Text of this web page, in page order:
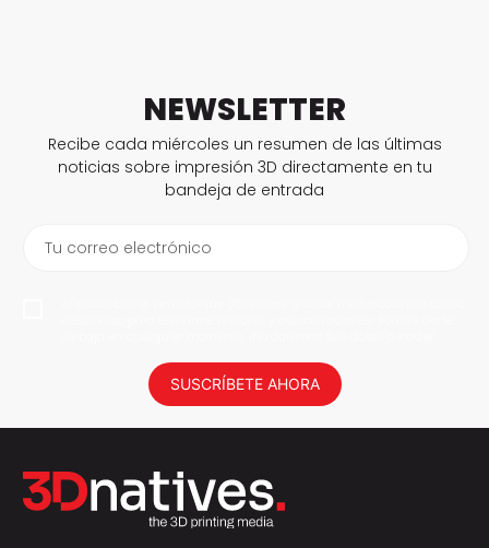
NEWSLETTER
Recibe cada miércoles un resumen de las últimas
noticias sobre impresión 3D directamente en tu
bandeja de entrada
Tu correo electrónico
SUSCRÍBETE AHORA